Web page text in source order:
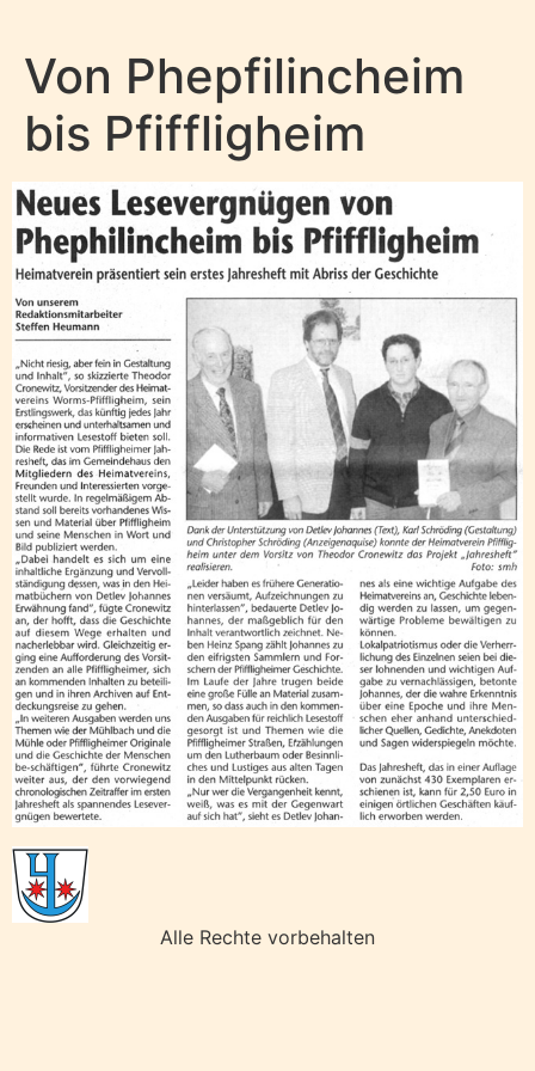
Von Phepfilincheim
bis Pfiffligheim
Alle Rechte vorbehalten